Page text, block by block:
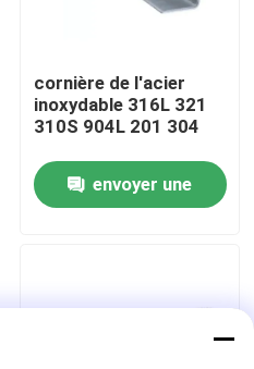
cornière de l'acier
inoxydable 316L 321
310S 904L 201 304
envoyer une